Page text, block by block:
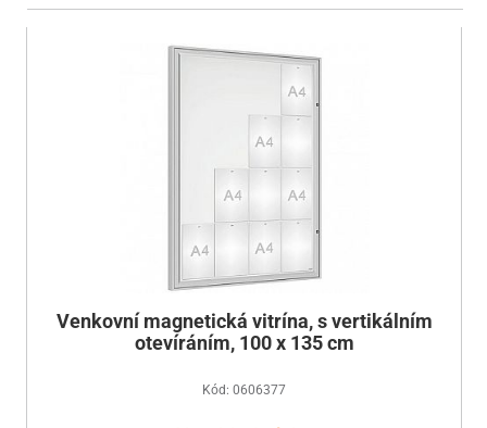
Venkovní magnetická vitrína, s vertikálním
otevíráním, 100 x 135 cm
Kód: 0606377